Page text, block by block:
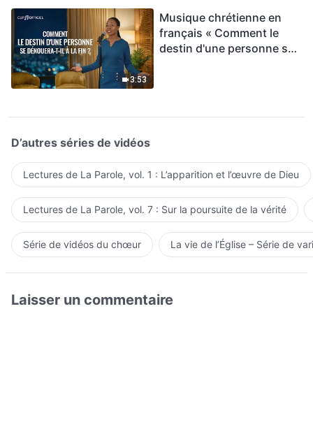
3:53
Musique chrétienne en
français « Comment le
destin d'une personne se
D’autres séries de vidéos
Lectures de La Parole, vol. 1 : L’apparition et l’œuvre de Dieu
Lectures de La Parole, vol. 7 : Sur la poursuite de la vérité
Série de vidéos du chœur La vie de l’Église – Série de
Laisser un commentaire